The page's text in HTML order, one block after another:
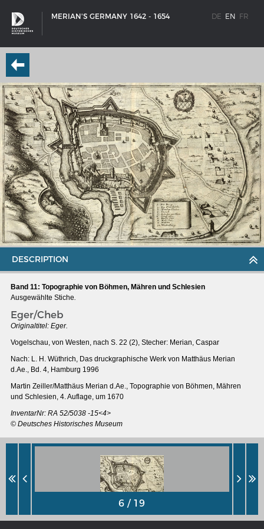
MERIAN'S GERMANY 1642 - 1654 DE EN FR
SHIP TYPES
Milestones in the history of European shipbuilding
Image gallery
DESCRIPTION
Band 11: Topographie von Böhmen, Mähren und Schlesien
Ausgewählte Stiche.
Eger/Cheb
Originaltitel: Eger.
Vogelschau, von Westen, nach S. 22 (2), Stecher: Merian, Caspar
Nach: L. H. Wüthrich, Das druckgraphische Werk von Matthäus Merian
d.Ae., Bd. 4, Hamburg 1996
Martin Zeiller/Matthäus Merian d.Ae., Topographie von Böhmen, Mähren
und Schlesien, 4. Auflage, um 1670
InventarNr: RA 52/5038 -15<4>
© Deutsches Historisches Museum